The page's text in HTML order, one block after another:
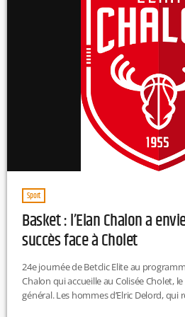
Sport
Basket : l’Elan Chalon a
succès face à Cholet
24e journée de Betclic Elite au
Chalon qui accueille au Colisée Cholet,
général. Les hommes d’Elric Delord,